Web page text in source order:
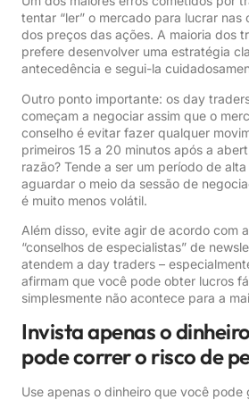
tentar “ler” o mercado para lucrar nas
dos preços das ações. A maioria dos
prefere desenvolver uma estratégia
antecedência e segui-la
Outro ponto importante: os day
começam a negociar assim que o
conselho é evitar fazer qualquer
primeiros 15 a 20 minutos após a
razão? Tende a ser um período de
aguardar o meio da sessão de
é muito menos volátil.
Além disso, evite agir de acordo com
“conselhos de especialistas” de
atendem a day traders –
afirmam que você pode obter lucros
simplesmente não acontece para a
Invista apenas o
pode correr o risco de
Use apenas o dinheiro que você pode